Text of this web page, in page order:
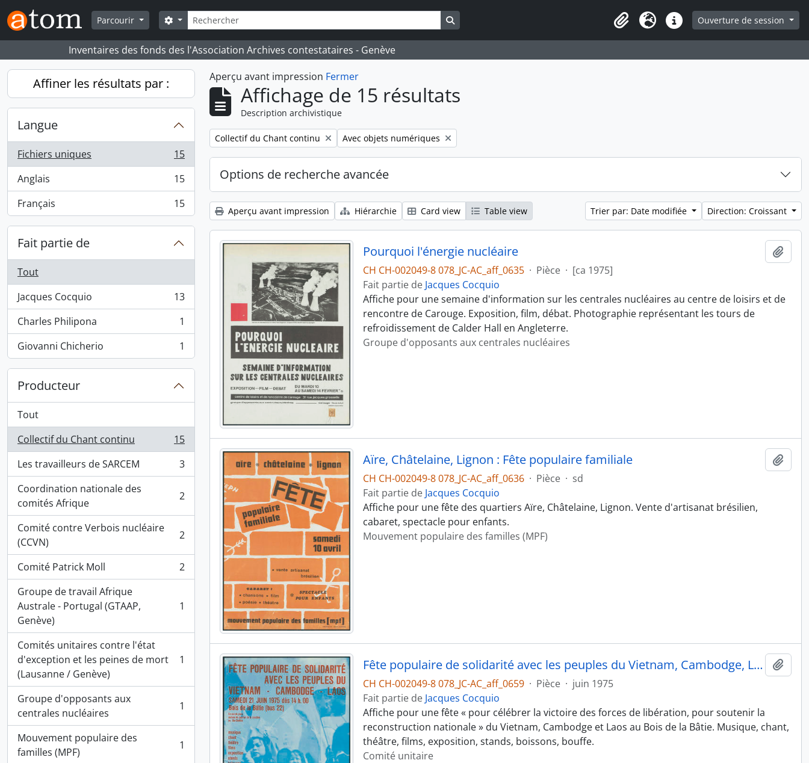
Skip to main content
Parcourir
Rechercher
Search options
Presse-papier
LangueLiens rapidesOuverture de session
Inventaires des fonds des l'Association Archives contestataires - Genève
Affiner les résultats par :
Langue
Fichiers uniques
, 15 résultats
15
Anglais
, 15 résultats
15
Français
, 15 résultats 15
Fait partie de
Tout
Jacques Cocquio
, 13 résultats
13
Charles Philipona
, 1 résultats
1
Giovanni Chicherio
, 1 résultats 1
Producteur
Tout
Collectif du Chant continu
, 15 résultats
15
Les travailleurs de SARCEM
, 3 résultats
3
Coordination nationale des
comités Afrique
, 2 résultats 2
Comité contre Verbois nucléaire
(CCVN)
, 2 résultats 2
Comité Patrick Moll
, 2 résultats
2
Groupe de travail Afrique
Australe - Portugal (GTAAP,
Genève)
, 1 résultats 1
Comités unitaires contre l'état
d'exception et les peines de mort
(Lausanne / Genève)
, 1 résultats 1
Groupe d'opposants aux
centrales nucléaires
, 1 résultats 1
Mouvement populaire des
familles (MPF)
, 1 résultats 1
Aperçu avant impression Fermer
Affichage de 15 résultats
Description archivistique
Remove filter:
Collectif du Chant continu Remove filter:
Avec objets numériques
Options de recherche avancée
Aperçu avant impression Hiérarchie Card view Table view Trier par: Date modifiée Direction: Croissant
Pourquoi l'énergie nucléaire
CH CH-002049-8 078_JC-AC_aff_0635 · Pièce · [ca 1975]
Fait partie de Jacques Cocquio
Affiche pour une semaine d'information sur les centrales nucléaires au centre de loisirs et de
rencontre de Carouge. Exposition, film, débat. Photographie représentant les tours de
refroidissement de Calder Hall en Angleterre.
Groupe d'opposants aux centrales nucléaires
Aïre, Châtelaine, Lignon : Fête populaire familiale
CH CH-002049-8 078_JC-AC_aff_0636 · Pièce · sd
Fait partie de Jacques Cocquio
Affiche pour une fête des quartiers Aïre, Châtelaine, Lignon. Vente d'artisanat brésilien,
cabaret, spectacle pour enfants.
Mouvement populaire des familles (MPF)
Fête populaire de solidarité avec les peuples du Vietnam, Cambodge, Laos
CH CH-002049-8 078_JC-AC_aff_0659 · Pièce · juin 1975
Fait partie de Jacques Cocquio
Affiche pour une fête « pour célébrer la victoire des forces de libération, pour soutenir la
reconstruction nationale » du Vietnam, Cambodge et Laos au Bois de la Bâtie. Musique, chant,
théâtre, films, exposition, stands, boissons, bouffe.
Comité unitaire